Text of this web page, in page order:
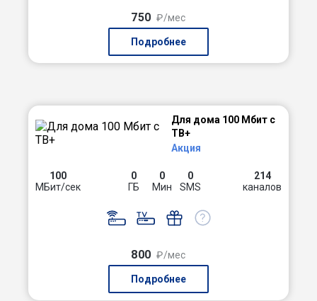
750 ₽/мес
Подробнее
Для дома 100 Мбит с
ТВ+
Акция
100
МБит/сек
0
ГБ
0
Мин
0
SMS
214
каналов
800 ₽/мес
Подробнее